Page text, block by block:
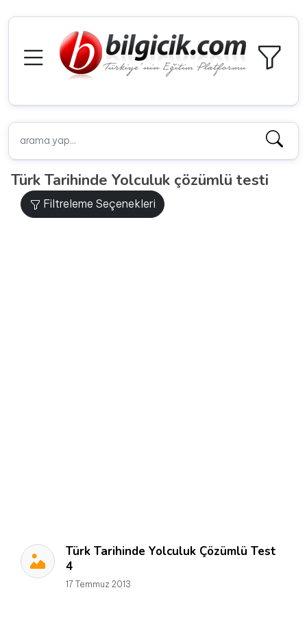
Türk Tarihinde Yolculuk çözümlü testi
Filtreleme Seçenekleri
Türk Tarihinde Yolculuk Çözümlü Test
4
17 Temmuz 2013